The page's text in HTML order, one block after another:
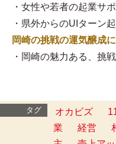
・女性や若者の起業サ
・県外からのUIターン
岡崎の挑戦の運気醸成
・岡崎の魅力ある、挑
タグ オカビズ
業
経営